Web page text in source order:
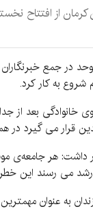
از افتتاح
شروع به کار کرد.
خانوادگی بعد از
می گیرد در
هر جامعه‌ی
می رسند این خطر
عنوان مهمترین